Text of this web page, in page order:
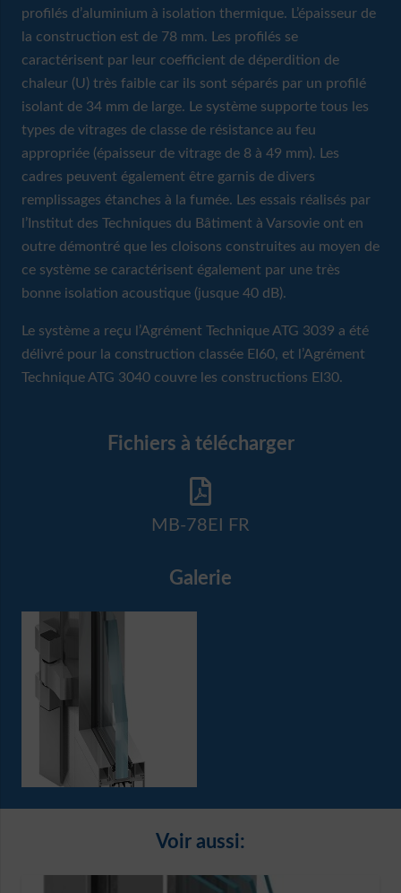
profilés d’aluminium à isolation thermique. L’épaisseur de
la construction est de 78 mm. Les profilés se
caractérisent par leur coefficient de déperdition de
chaleur (U) très faible car ils sont séparés par un profilé
isolant de 34 mm de large. Le système supporte tous les
types de vitrages de classe de résistance au feu
appropriée (épaisseur de vitrage de 8 à 49 mm). Les
cadres peuvent également être garnis de divers
remplissages étanches à la fumée. Les essais réalisés par
l’Institut des Techniques du Bâtiment à Varsovie ont en
outre démontré que les cloisons construites au moyen de
ce système se caractérisent également par une très
bonne isolation acoustique (jusque 40 dB).
Le système a reçu l’Agrément Technique ATG 3039 a été
délivré pour la construction classée EI60, et l’Agrément
Technique ATG 3040 couvre les constructions EI30.
Fichiers à télécharger
MB-78EI FR
Galerie
Voir aussi: